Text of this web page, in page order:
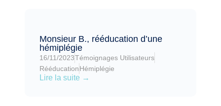
Monsieur B., rééducation d’une
hémiplégie
16/11/2023Témoignages Utilisateurs
RééducationHémiplégie
Lire la suite →